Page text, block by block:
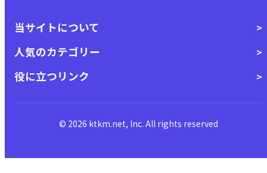
当サイトについて
人気のカテゴリー
役に立つリンク
© 2026 ktkm.net, Inc. All rights reserved